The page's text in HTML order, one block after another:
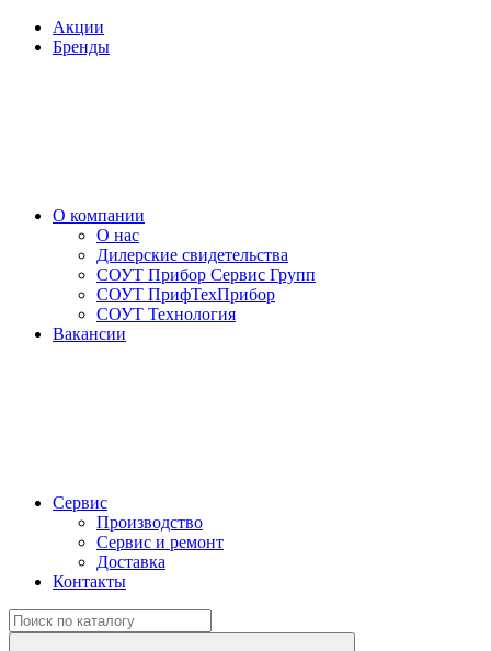
Акции
Бренды
О компании
О нас
Дилерские свидетельства
СОУТ Прибор Сервис Групп
СОУТ ПрифТехПрибор
СОУТ Технология
Вакансии
Сервис
Производство
Сервис и ремонт
Доставка
Контакты